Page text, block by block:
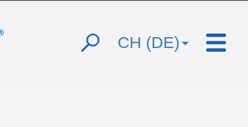
CH (DE)